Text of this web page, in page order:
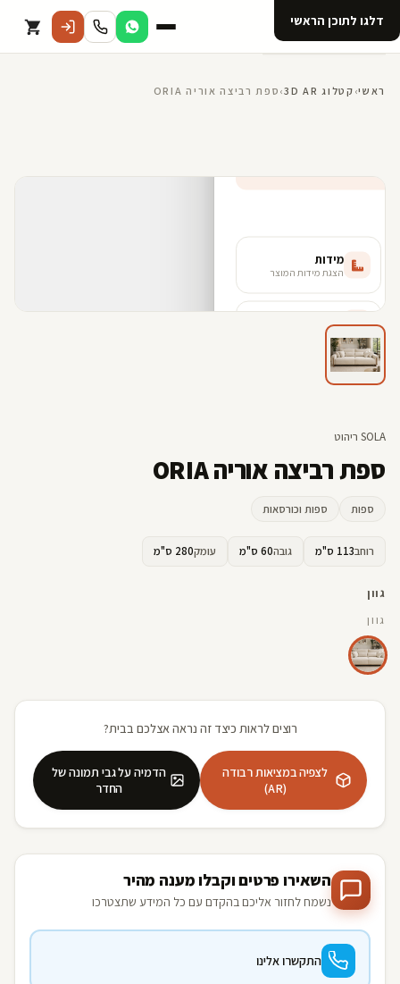
דלגו לתוכן הראשי
קטלוגראשי› קטלוג 3D AR › ספת רביצה אוריה ORIA
SOLA ריהוט
ספת רביצה אוריה ORIA
ספות ספות וכורסאות
רוחב113 ס"מ גובה60 ס"מ עומק280 ס"מ
גוון
גוון
רוצים לראות כיצד זה נראה אצלכם בבית?
לצפיה במציאות רבודה
(AR)
הדמיה על גבי תמונה של
החדר
השאירו פרטים וקבלו מענה מהיר
נשמח לחזור אליכם בהקדם עם כל המידע שתצטרכו
התקשרו אלינו